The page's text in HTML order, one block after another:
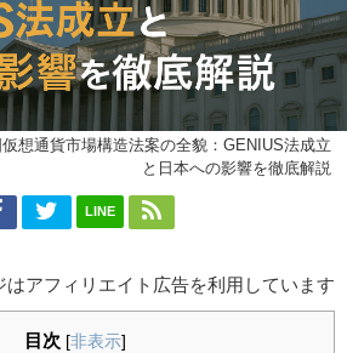
仮想通貨市場構造法案の全貌：GENIUS法成立
と日本への影響を徹底解説
LINE
アフィリエイト広告を利用しています
目次 [非表示]